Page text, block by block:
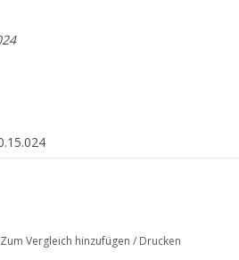
Bauanweisungen;
Zum Vergleich hinzufügen / Drucken